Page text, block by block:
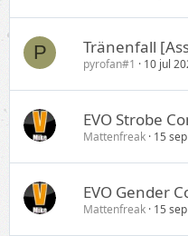
P Tränenfall
pyrofan#1 10 jul
EVO Strobe
Mattenfreak 15
EVO Gender
Mattenfreak 15